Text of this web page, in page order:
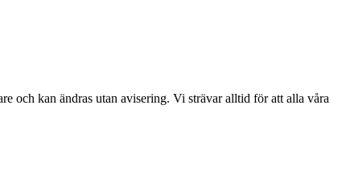
och kan ändras utan avisering. Vi strävar alltid för att alla våra